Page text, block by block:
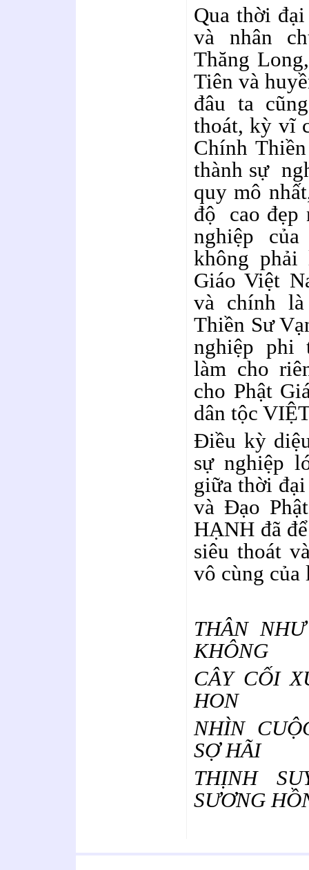
Qua thời
và nhân
Thăng
Tiên và
đâu ta
thoát, kỳ vĩ
Chính
thành sự
quy mô
độ cao đẹp
nghiệp
không phải
Giáo Việt
và chính
Thiền Sư
nghiệp phi
làm cho
cho Phật
dân tộc
Điều kỳ
sự nghiệp
giữa thời
và Đạo
HẠNH đã
siêu thoát
vô cùng của
THÂN
KHÔNG
CÂY CỐI
HON
NHÌN
SỢ HÃI
THỊNH
SƯƠNG